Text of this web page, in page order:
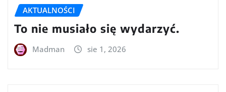
AKTUALNOŚCI
To nie musiało się wydarzyć.
Madman sie 1, 2026